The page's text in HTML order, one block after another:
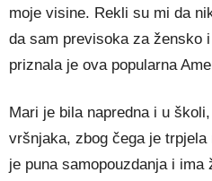
moje visine. Rekli su mi da
da sam previsoka za žensko
priznala je ova popularna
Mari je bila napredna i u
vršnjaka, zbog čega je
je puna samopouzdanja i